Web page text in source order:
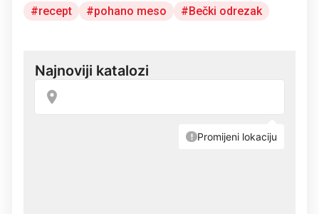
recept pohano meso Bečki odrezak